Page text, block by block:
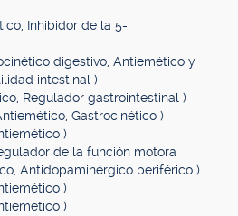
Inhibidor de la 5-
digestivo, Antiemético y
intestinal )
Regulador gastrointestinal )
Gastrocinético )
)
de la función motora
Antidopaminérgico periférico )
)
)